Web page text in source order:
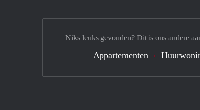
Niks leuks gevonden? Dit is ons andere
Appartementen